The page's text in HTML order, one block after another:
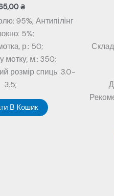
₴
95%; Антипілінг
5%;
р.: 50;
мотку, м.: 350;
розмір спиць: 3.0-
3.5;
В Кошик